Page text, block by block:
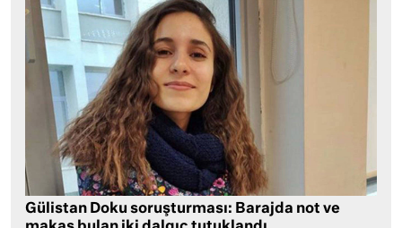
Gülistan Doku soruşturması: Barajda not ve